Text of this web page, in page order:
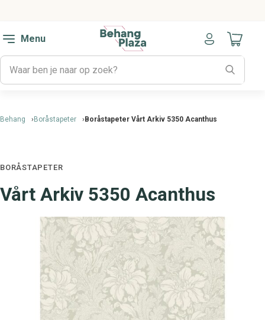
Menu
Naar
Behang Boråstapeter Boråstapeter Vårt Arkiv 5350 Acanthus
BORÅSTAPETER
Vårt Arkiv 5350 Acanthus